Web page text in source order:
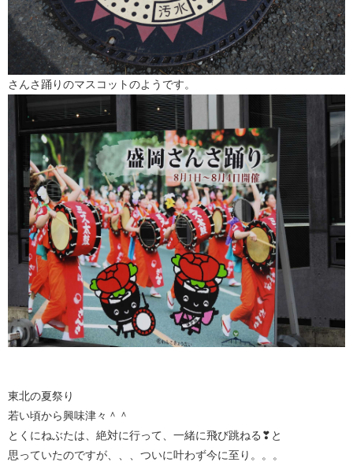
さんさ踊りのマスコットのようです。
東北の夏祭り
若い頃から興味津々＾＾
とくにねぶたは、絶対に行って、一緒に飛び跳ねる❣と
思っていたのですが、、、ついに叶わず今に至り。。。